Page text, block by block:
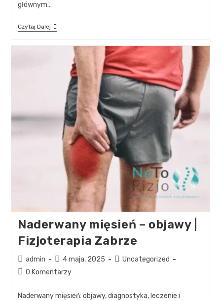
głównym…
Czytaj Dalej
Naderwany mięsień – objawy |
Fizjoterapia Zabrze
admin 4 maja, 2025
Uncategorized
0 Komentarzy
Naderwany mięsień: objawy, diagnostyka, leczenie i